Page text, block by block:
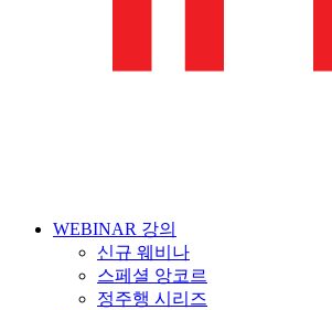
WEBINAR 강의
신규 웨비나
스페셜 앙코르
정주행 시리즈